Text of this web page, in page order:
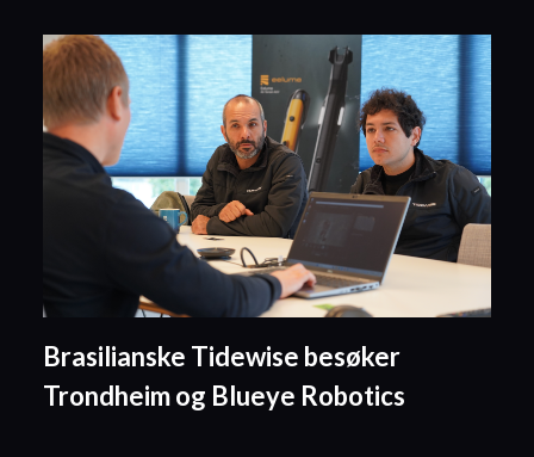
Brasilianske Tidewise besøker
Trondheim og Blueye Robotics